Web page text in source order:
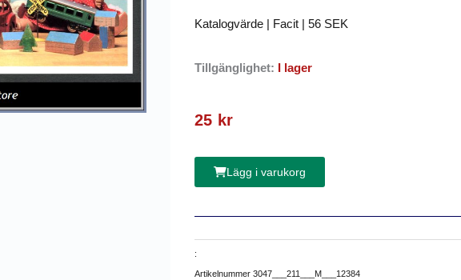
Katalogvärde | Facit | 56 SEK
Tillgänglighet: I lager
25 kr
Lägg i varukorg
:
Artikelnummer 3047___211___M___12384